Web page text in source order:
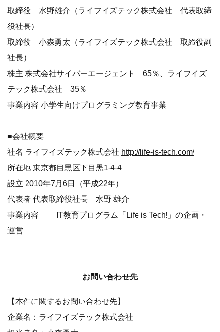
取締役 水野雄介（ライフイズテック株式会社 代表取締
役社長）
取締役 小森勇太（ライフイズテック株式会社 取締役副
社長）
株主 株式会社サイバーエージェント 65％、ライフイズ
テック株式会社 35％
事業内容 小学生向けプログラミング教育事業
■会社概要
社名 ライフイズテック株式会社 http://life-is-tech.com/
所在地 東京都目黒区下目黒1-4-4
設立 2010年7月6日（平成22年）
代表者 代表取締役社長 水野 雄介
事業内容 IT教育プログラム「Life is Tech!」の企画・
運営
お問い合わせ先
【本件に関するお問い合わせ先】
企業名：ライフイズテック株式会社